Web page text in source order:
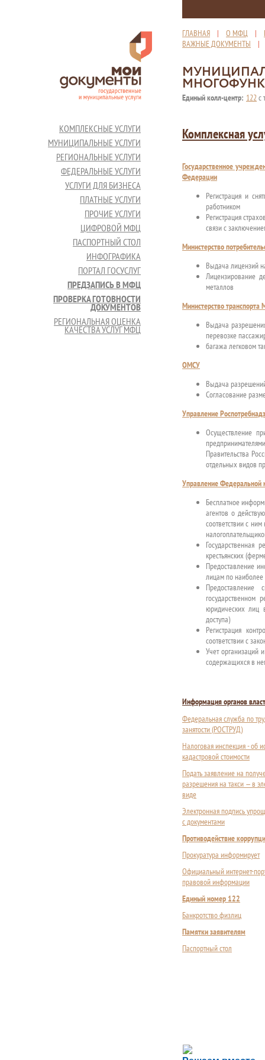
ГЛАВНАЯ | О МФЦ |
ВАЖНЫЕ ДОКУМЕНТЫ
Единый колл-центр: 122с
КОМПЛЕКСНЫЕ УСЛУГИ
МУНИЦИПАЛЬНЫЕ УСЛУГИ
РЕГИОНАЛЬНЫЕ УСЛУГИ
ФЕДЕРАЛЬНЫЕ УСЛУГИ
УСЛУГИ ДЛЯ БИЗНЕСА
ПЛАТНЫЕ УСЛУГИ
ПРОЧИЕ УСЛУГИ
ЦИФРОВОЙ МФЦ
ПАСПОРТНЫЙ СТОЛ
ИНФОГРАФИКА
ПОРТАЛ ГОСУСЛУГ
ПРЕДЗАПИСЬ В МФЦ
ПРОВЕРКА ГОТОВНОСТИ
ДОКУМЕНТОВ
РЕГИОНАЛЬНАЯ ОЦЕНКА
КАЧЕСТВА УСЛУГ МФЦ
Комплексная
Государственное
Федерации
Регистрация и
работником
Регистрация
связи с
Министерство
Выдача лицензий
Лицензирование
металлов
Министерство транспорта
Выдача
перевозке
багажа легковом
ОМСУ
Выдача
Согласование
Управление
Осуществление
Правительства
отдельных видов
Управление Федеральной
Бесплатное
агентов о
соответствии с
Государственная
крестьянских
Предоставление
лицам по наиболее
государственном
юридических лиц
доступа)
Регистрация
соответствии с
Учет организаций
содержащихся в
Информация органов
Федеральная служба по
занятости (РОСТРУД)
Налоговая инспекция - об
кадастровой стоимости
Подать заявление на
разрешения на такси — в
виде
Электронная подпись
с документами
Противодействие
Прокуратура информирует
Официальный интернет-
правовой информации
Единый номер 122
Банкротство физлиц
Памятки заявителям
Паспортный стол
Сложности с